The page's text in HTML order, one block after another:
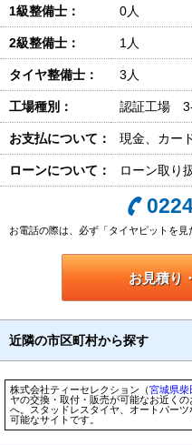
1級整備士： 0人
2級整備士： 1人
タイヤ整備士： 3人
工場種別： 認証工場
お支払について： 現金、カー
ローンについて： ローン取り
お電話の際は、必ず「タイヤピットを見
お見積り
近隣の市区町村から探す
株式会社ティーセレクション（宮城県柴
ヤの交換・取付・販売が可能なお近くの
へ。スタッドレスタイヤ、オートパー
可能なサイトです。